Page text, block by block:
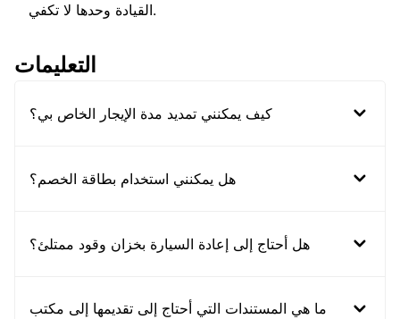
القيادة وحدها لا تكفي.
التعليمات
كيف يمكنني تمديد مدة الإيجار الخاص بي؟
هل يمكنني استخدام بطاقة الخصم؟
هل أحتاج إلى إعادة السيارة بخزان وقود ممتلئ؟
ما هي المستندات التي أحتاج إلى تقديمها إلى مكتب